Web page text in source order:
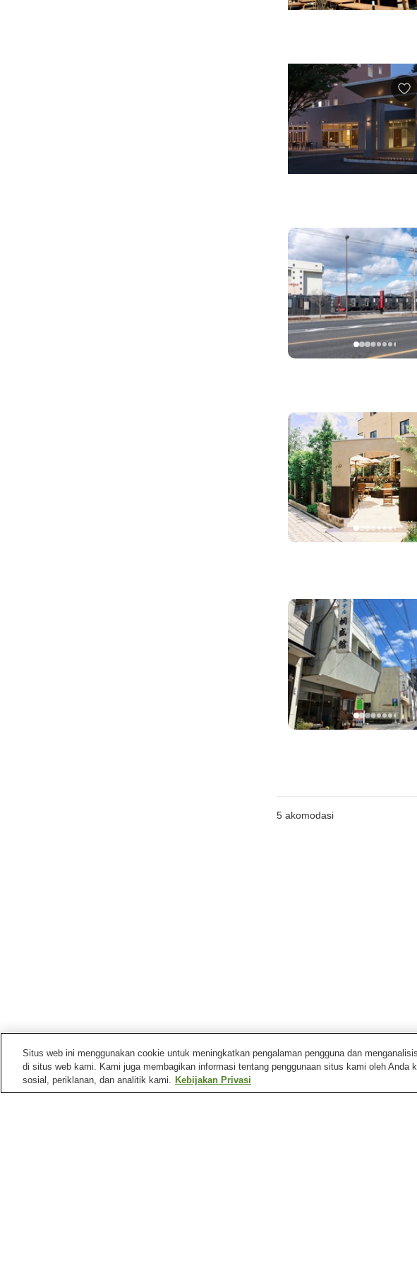
5 akomodasi
Kota Kiryu
Situs web ini menggunakan cookie untuk meningkatkan pengalaman pengguna dan
di situs web kami. Kami juga membagikan informasi tentang penggunaan situs kami oleh Anda
sosial, periklanan, dan analitik kami. Kebijakan Privasi